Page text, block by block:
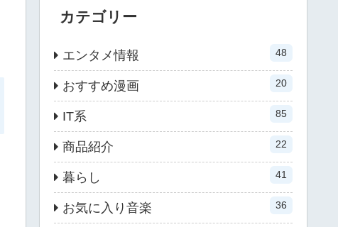
カテゴリー
エンタメ情報 48
おすすめ漫画 20
IT系 85
商品紹介 22
暮らし 41
お気に入り音楽 36